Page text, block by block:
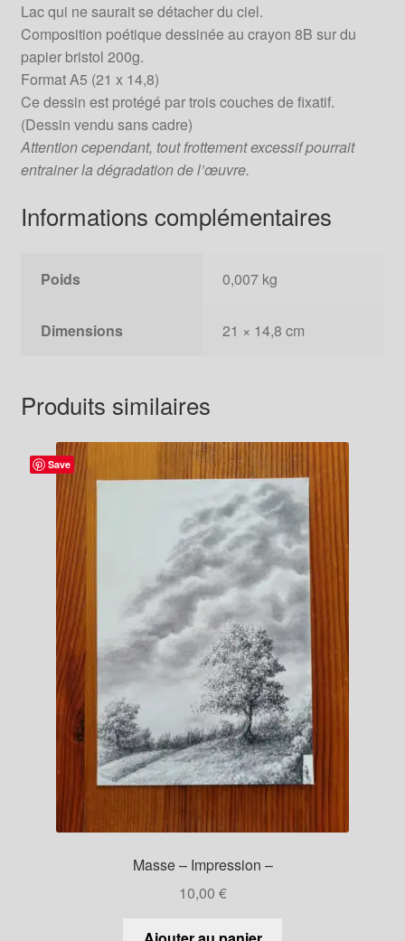
Lac qui ne saurait se détacher du ciel.
Composition poétique dessinée au crayon 8B sur du
papier bristol 200g.
Format A5 (21 x 14,8)
Ce dessin est protégé par trois couches de fixatif.
(Dessin vendu sans cadre)
Attention cependant, tout frottement excessif pourrait
entrainer la dégradation de l’œuvre.
Informations complémentaires
Poids 0,007 kg
Dimensions 21 × 14,8 cm
Produits similaires
Save
Masse – Impression –
10,00 €